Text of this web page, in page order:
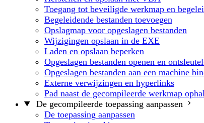
Toegang tot beveiligde werkmap en
Begeleidende bestanden toevoegen
Opslagmap voor opgeslagen bestanden
Wijzigingen opslaan in de EXE
Laden en opslaan beperken
Opgeslagen bestanden openen en
Opgeslagen bestanden aan een machine
Externe verwijzingen en hyperlinks
Pad naast de gecompileerde werkmap
De gecompileerde toepassing aanpassen
De toepassing aanpassen